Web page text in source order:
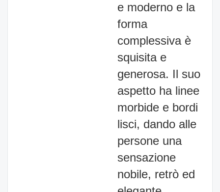
e moderno e la
forma
complessiva è
squisita e
generosa. Il suo
aspetto ha linee
morbide e bordi
lisci, dando alle
persone una
sensazione
nobile, retrò ed